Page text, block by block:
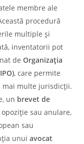
membre ale
procedură
multiple și
inventatorii pot
de Organizația
, care permite
mai multe jurisdicții.
un brevet de
sau anulare,
sau
unui avocat